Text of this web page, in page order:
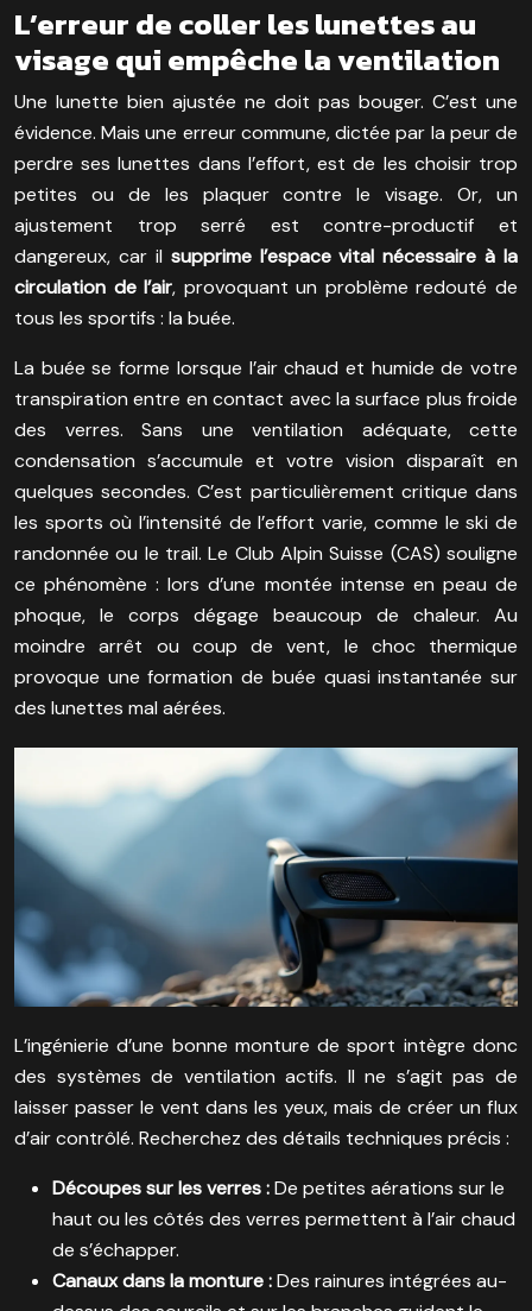
L’erreur de coller les lunettes au
visage qui empêche la ventilation
Une lunette bien ajustée ne doit pas bouger. C’est une
évidence. Mais une erreur commune, dictée par la peur de
perdre ses lunettes dans l’effort, est de les choisir trop
petites ou de les plaquer contre le visage. Or, un
ajustement trop serré est contre-productif et
dangereux, car il supprime l’espace vital nécessaire à la
circulation de l’air, provoquant un problème redouté de
tous les sportifs : la buée.
La buée se forme lorsque l’air chaud et humide de votre
transpiration entre en contact avec la surface plus froide
des verres. Sans une ventilation adéquate, cette
condensation s’accumule et votre vision disparaît en
quelques secondes. C’est particulièrement critique dans
les sports où l’intensité de l’effort varie, comme le ski de
randonnée ou le trail. Le Club Alpin Suisse (CAS) souligne
ce phénomène : lors d’une montée intense en peau de
phoque, le corps dégage beaucoup de chaleur. Au
moindre arrêt ou coup de vent, le choc thermique
provoque une formation de buée quasi instantanée sur
des lunettes mal aérées.
L’ingénierie d’une bonne monture de sport intègre donc
des systèmes de ventilation actifs. Il ne s’agit pas de
laisser passer le vent dans les yeux, mais de créer un flux
d’air contrôlé. Recherchez des détails techniques précis :
Découpes sur les verres :De petites aérations sur le
haut ou les côtés des verres permettent à l’air chaud
de s’échapper.
Canaux dans la monture :Des rainures intégrées au-